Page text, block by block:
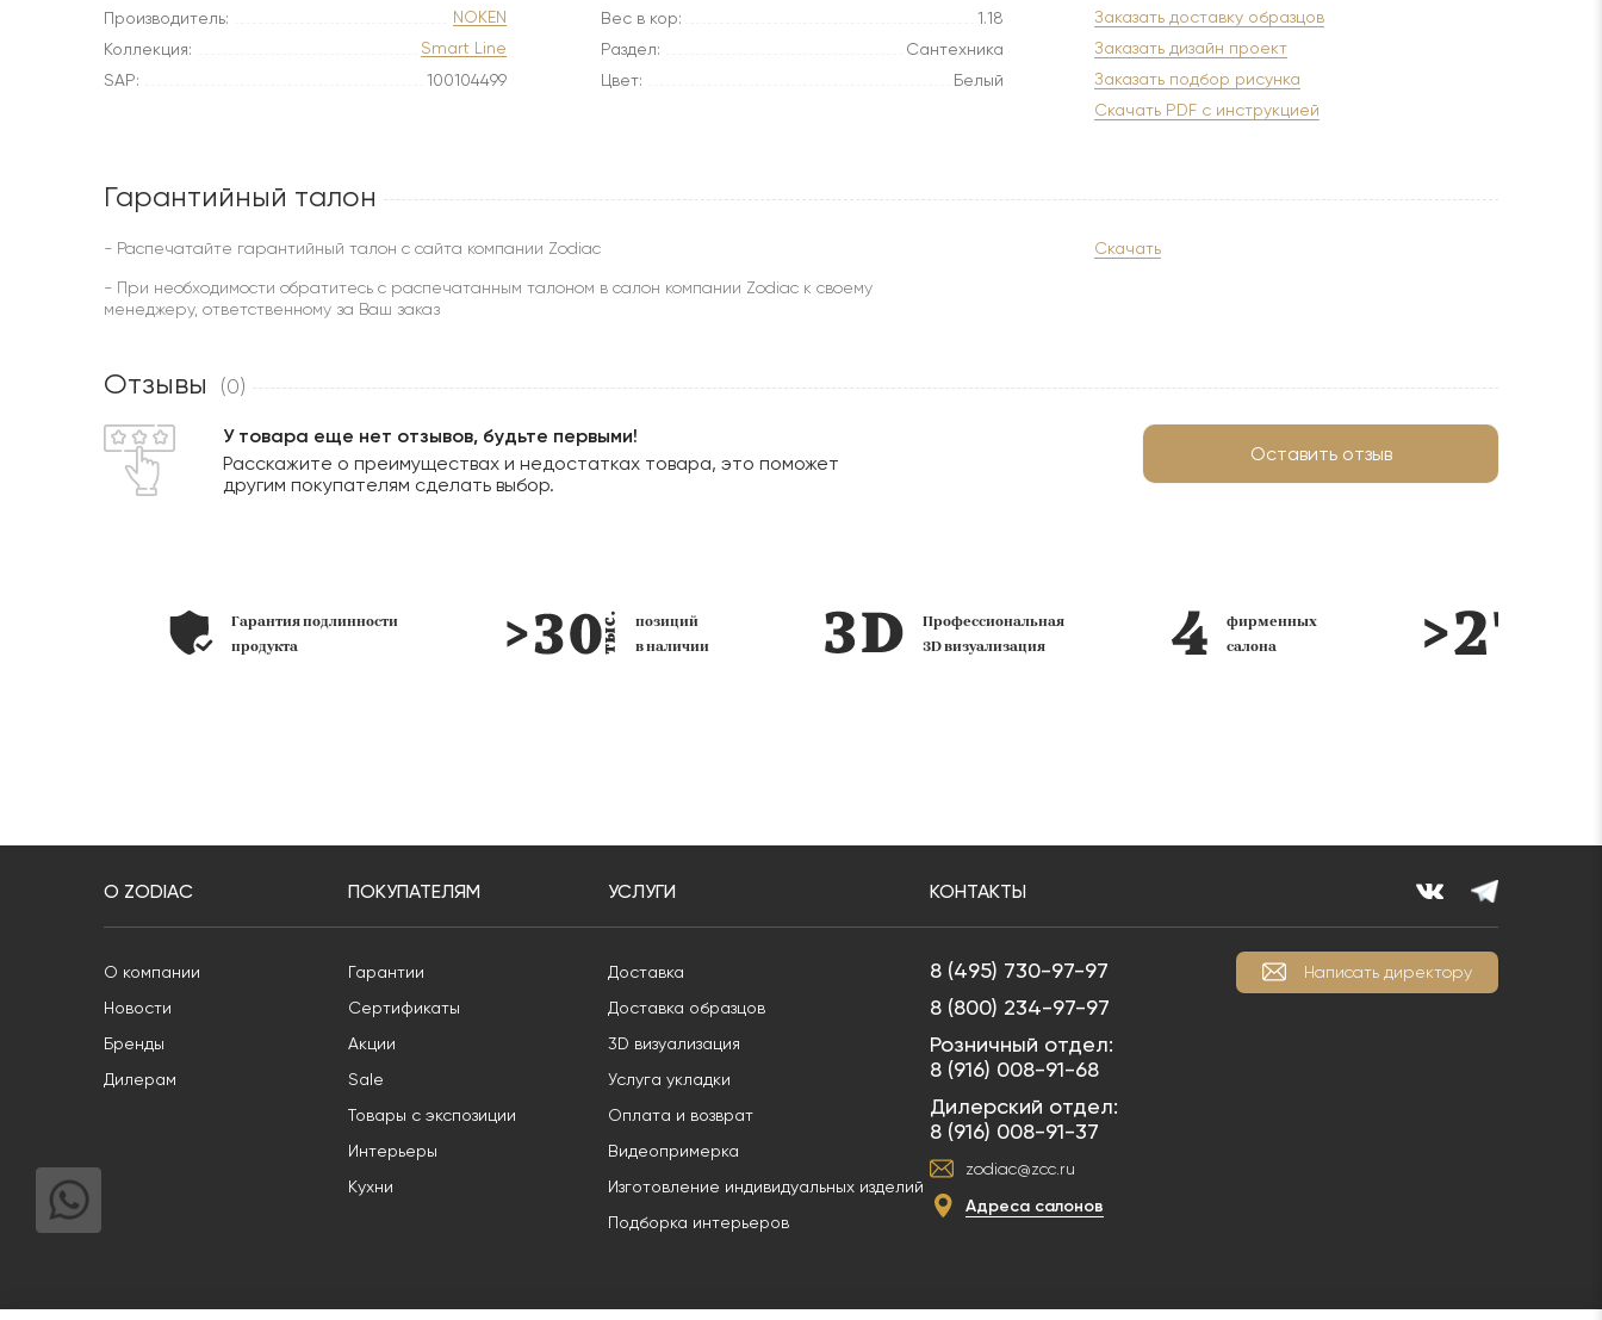
Производитель:
NOKEN
Коллекция:
Smart Line
SAP:
100104499
Вес в кор:
1.18
Раздел:
Сантехника
Цвет:
Белый
Заказать доставку образцов
Заказать дизайн проект
Заказать подбор рисунка
Скачать PDF с инструкцией
Гарантийный талон
- Распечатайте гарантийный талон с сайта компании Zodiac
- При необходимости обратитесь с распечатанным талоном в салон компании Zodiac к своему
менеджеру, ответственному за Ваш заказ
Скачать
Отзывы (0)
У товара еще нет отзывов, будьте первыми!
Расскажите о преимуществах и недостатках товара, это поможет
другим покупателям сделать выбор.
Оставить отзыв
позиций
Профессиональная
3D визуализация
фирменных
салона
лет на
рынке
Реализация интерьера
Ключ в каждом салоне
О ZODIAC ПОКУПАТЕЛЯМ УСЛУГИ КОНТАКТЫ
О компании
Новости
Бренды
Дилерам
Гарантии
Сертификаты
Акции
Sale
Товары с экспозиции
Интерьеры
Кухни
Доставка
Доставка образцов
3D визуализация
Услуга укладки
Оплата и возврат
Видеопримерка
Изготовление индивидуальных изделий
Подборка интерьеров
8 (495) 730-97-97
8 (800) 234-97-97
Розничный отдел:
8 (916) 008-91-68
Дилерский отдел:
8 (916) 008-91-37
zodiac@zcc.ru
Адреса салонов
Написать директору